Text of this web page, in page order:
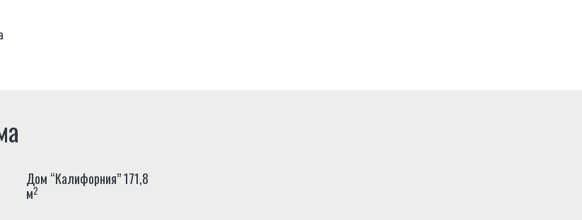
Дом “Калифорния” 171,8
м2